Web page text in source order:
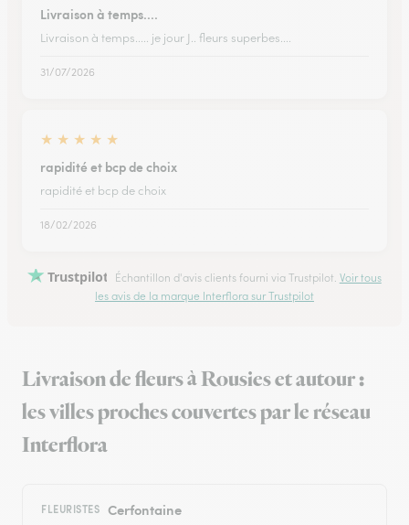
Livraison à temps....
Livraison à temps..... je jour J.. fleurs superbes....
31/07/2026
★ ★ ★ ★ ★
rapidité et bcp de choix
rapidité et bcp de choix
18/02/2026
Trustpilot Échantillon d'avis clients fourni via Trustpilot. Voir tous
les avis de la marque Interflora sur Trustpilot
Livraison de fleurs à Rousies et autour :
les villes proches couvertes par le réseau
Interflora
FLEURISTES Cerfontaine